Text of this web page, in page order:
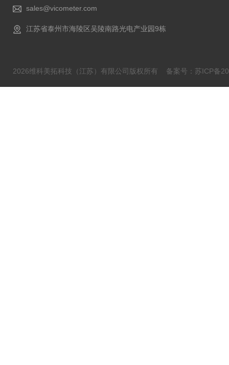
sales@vicometer.com
江苏省泰州市海陵区吴陵南路光电产业园9栋
2026维科美拓科技（江苏）有限公司版权所有 备案号：苏ICP备